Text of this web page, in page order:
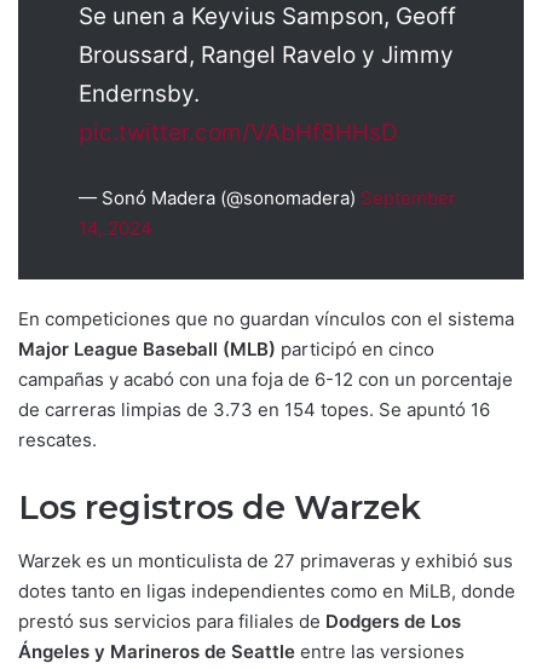
Se unen a Keyvius Sampson, Geoff
Broussard, Rangel Ravelo y Jimmy
Endernsby.
pic.twitter.com/VAbHf8HHsD
— Sonó Madera (@sonomadera) September
14, 2024
En competiciones que no guardan vínculos con el sistema
Major League Baseball (MLB) participó en cinco
campañas y acabó con una foja de 6-12 con un porcentaje
de carreras limpias de 3.73 en 154 topes. Se apuntó 16
rescates.
Los registros de Warzek
Warzek es un monticulista de 27 primaveras y exhibió sus
dotes tanto en ligas independientes como en MiLB, donde
prestó sus servicios para filiales de Dodgers de Los
Ángeles y Marineros de Seattle entre las versiones